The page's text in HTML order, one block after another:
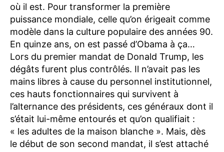
où il est. Pour transformer la première
puissance mondiale, celle qu’on érigeait comme
modèle dans la culture populaire des années 90.
En quinze ans, on est passé d’Obama à ça…
Lors du premier mandat de Donald Trump, les
dégâts furent plus contrôlés. Il n’avait pas les
mains libres à cause du personnel institutionnel,
ces hauts fonctionnaires qui survivent à
l’alternance des présidents, ces généraux dont il
s’était lui-même entourés et qu’on qualifiait :
« les adultes de la maison blanche ». Mais, dès
le début de son second mandat, il s’est attaché